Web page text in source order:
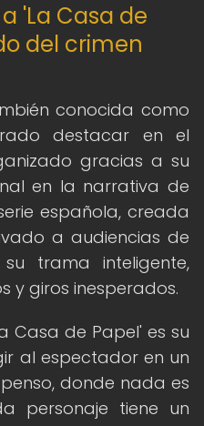
'La Casa de
del crimen
conocida como
destacar en el
gracias a su
en la narrativa de
española, creada
a audiencias de
trama inteligente,
y giros inesperados.
Casa de Papel' es su
al espectador en un
donde nada es
personaje tiene un